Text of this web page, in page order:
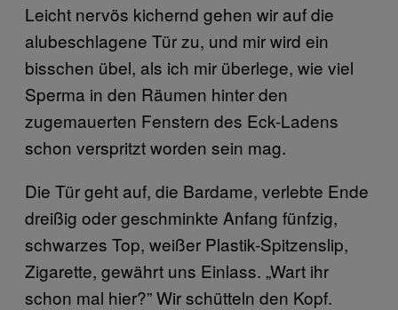
Leicht nervös kichernd gehen wir auf die
alubeschlagene Tür zu, und mir wird ein
bisschen übel, als ich mir überlege, wie viel
Sperma in den Räumen hinter den
zugemauerten Fenstern des Eck-Ladens
schon verspritzt worden sein mag.
Die Tür geht auf, die Bardame, verlebte Ende
dreißig oder geschminkte Anfang fünfzig,
schwarzes Top, weißer Plastik-Spitzenslip,
Zigarette, gewährt uns Einlass. „Wart ihr
schon mal hier?” Wir schütteln den Kopf.